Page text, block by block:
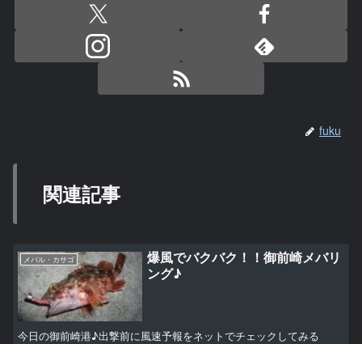
fuku
関連記事
メバル・カサゴ
爆風でバクバク！！御前崎メバリ
ング♪
今日の御前崎港♪出撃前に風速予報をネットでチェックしてみる